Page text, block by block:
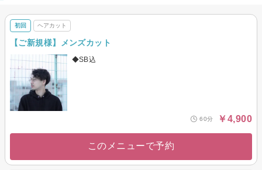
初回 ヘアカット
【ご新規様】メンズカット
◆SB込
60分 ￥4,900
このメニューで予約